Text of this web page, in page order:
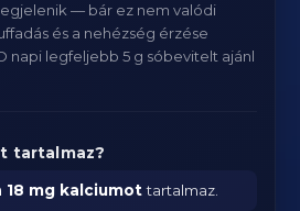
— bár ez nem valódi
és a nehézség érzése
napi legfeljebb 5 g sóbevitelt ajánl
tartalmaz?
18 mg kalciumottartalmaz.